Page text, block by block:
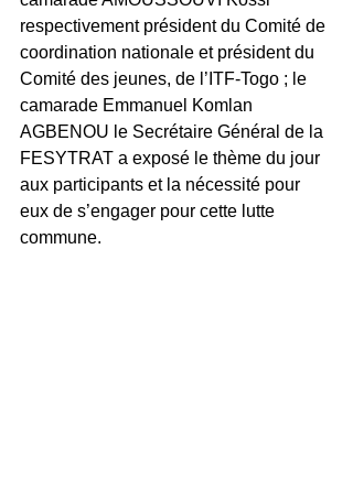
respectivement président du Comité de
coordination nationale et président du
Comité des jeunes, de l’ITF-Togo ; le
camarade Emmanuel Komlan
AGBENOU le Secrétaire Général de la
FESYTRAT a exposé le thème du jour
aux participants et la nécessité pour
eux de s’engager pour cette lutte
commune.